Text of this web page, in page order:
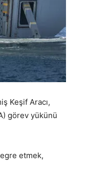
Keşif Aracı,
görev yükünü
etmek,